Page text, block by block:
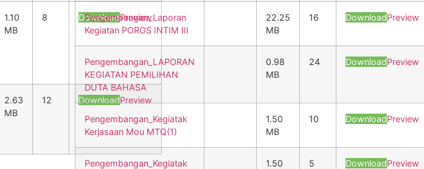
1.10
MB
8 DownloadPreview
2.63
MB
12 DownloadPreview
Pengembangan_Laporan
Kegiatan POROS INTIM III
22.25
MB
16 DownloadPreview
Pengembangan_LAPORAN
KEGIATAN PEMILIHAN
DUTA BAHASA
0.98
MB
24 DownloadPreview
Pengembangan_Kegiatak
Kerjasaan Mou MTQ(1)
1.50
MB
10 DownloadPreview
Pengembangan_Kegiatak
1.50
5 DownloadPreview